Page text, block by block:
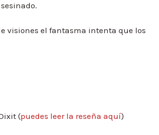
visiones el fantasma intenta que los
(puedes leer la reseña aquí)